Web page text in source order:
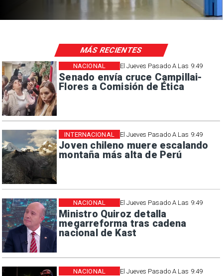
El Jueves Pasado A Las 9:49
Senado envía cruce Campillai-
Flores a Comisión de Ética
NACIONAL
El Jueves Pasado A Las 9:49
Joven chileno muere escalando
montaña más alta de Perú
INTERNACIONAL
El Jueves Pasado A Las 9:49
Ministro Quiroz detalla
megarreforma tras cadena
nacional de Kast
NACIONAL
El Jueves Pasado A Las 9:49
NACIONAL
MÁS RECIENTES